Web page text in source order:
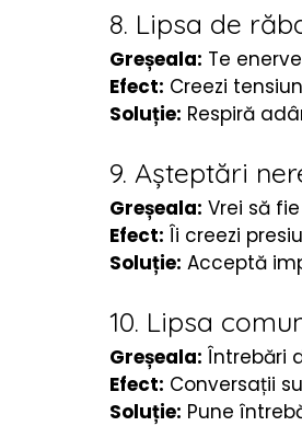
8. Lipsa de
Greșeala: Te
Efect: Creezi
Soluție: Respiră
9. Așteptări
Greșeala: Vrei să
Efect: Îi creezi
Soluție: Acceptă
10. Lipsa
Greșeala: Întrebări
Efect: Conversații
Soluție: Pune